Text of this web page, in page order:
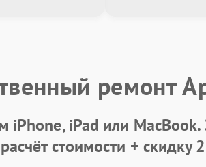
ремонт
iPhone, iPad или MacBook.
стоимости + скидку